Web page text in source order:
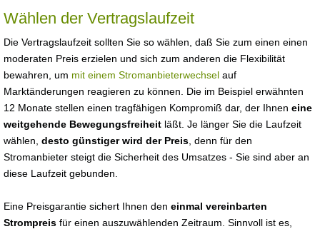
Wählen der Vertragslaufzeit
Die Vertragslaufzeit sollten Sie so wählen, daß Sie zum einen einen
moderaten Preis erzielen und sich zum anderen die Flexibilität
bewahren, um mit einem Stromanbieterwechsel auf
Marktänderungen reagieren zu können. Die im Beispiel erwähnten
12 Monate stellen einen tragfähigen Kompromiß dar, der Ihnen eine
weitgehende Bewegungsfreiheit läßt. Je länger Sie die Laufzeit
wählen, desto günstiger wird der Preis , denn für den
Stromanbieter steigt die Sicherheit des Umsatzes - Sie sind aber an
diese Laufzeit gebunden.
Eine Preisgarantie sichert Ihnen den einmal vereinbarten
Strompreis für einen auszuwählenden Zeitraum. Sinnvoll ist es,